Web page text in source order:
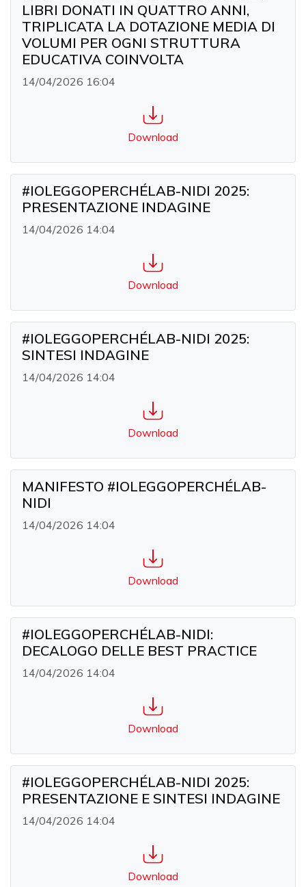
LIBRI DONATI IN QUATTRO ANNI,
TRIPLICATA LA DOTAZIONE MEDIA DI
VOLUMI PER OGNI STRUTTURA
EDUCATIVA COINVOLTA
14/04/2026 16:04
Download
#IOLEGGOPERCHÉLAB-NIDI 2025:
PRESENTAZIONE INDAGINE
14/04/2026 14:04
Download
#IOLEGGOPERCHÉLAB-NIDI 2025:
SINTESI INDAGINE
14/04/2026 14:04
Download
MANIFESTO #IOLEGGOPERCHÉLAB-
NIDI
14/04/2026 14:04
Download
#IOLEGGOPERCHÉLAB-NIDI:
DECALOGO DELLE BEST PRACTICE
14/04/2026 14:04
Download
#IOLEGGOPERCHÉLAB-NIDI 2025:
PRESENTAZIONE E SINTESI INDAGINE
14/04/2026 14:04
Download